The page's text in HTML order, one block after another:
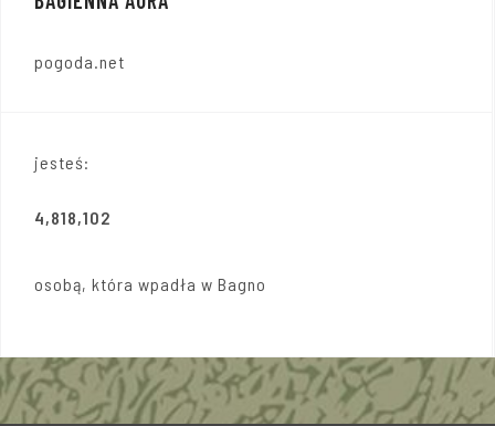
pogoda.net
jesteś:
4,818,102
osobą, która wpadła w Bagno